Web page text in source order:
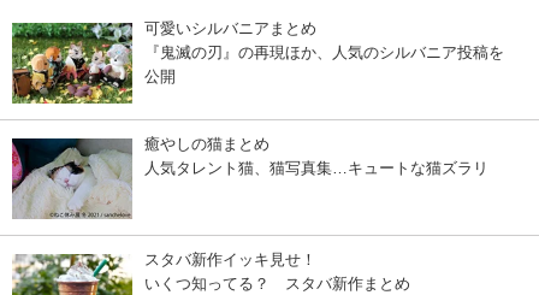
可愛いシルバニアまとめ
『鬼滅の刃』の再現ほか、人気のシルバニア投稿を
公開
癒やしの猫まとめ
人気タレント猫、猫写真集…キュートな猫ズラリ
スタバ新作イッキ見せ！
いくつ知ってる？ スタバ新作まとめ